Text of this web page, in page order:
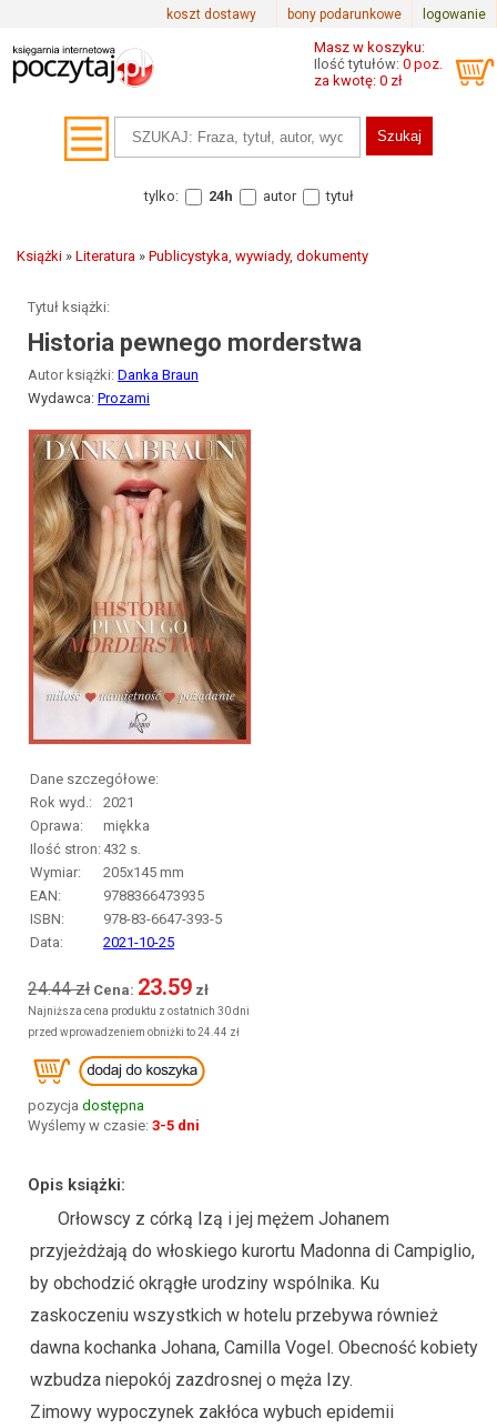
logowanie
bony podarunkowe
koszt dostawy
Masz w koszyku:
Ilość tytułów: 0 poz.
za kwotę: 0 zł
tylko: 24h autor tytuł
Książki » Literatura » Publicystyka, wywiady, dokumenty
Tytuł książki:
Historia pewnego morderstwa
Autor książki: Danka Braun
Wydawca: Prozami
Dane szczegółowe:
Rok wyd.:
2021
Oprawa:
miękka
Ilość stron: 432 s.
Wymiar:
205x145 mm
EAN:
9788366473935
ISBN:
978-83-6647-393-5
Data:
2021-10-25
24.44 zł 23.59
Najniższa cena produktu z ostatnich 30 dni
przed wprowadzeniem obniżki to 24.44 zł
pozycja dostępna
Wyślemy w czasie: 3-5 dni
Opis książki:
Orłowscy z córką Izą i jej mężem Johanem
przyjeżdżają do włoskiego kurortu Madonna di Campiglio,
by obchodzić okrągłe urodziny wspólnika. Ku
zaskoczeniu wszystkich w hotelu przebywa również
dawna kochanka Johana, Camilla Vogel. Obecność kobiety
wzbudza niepokój zazdrosnej o męża Izy.
Zimowy wypoczynek zakłóca wybuch epidemii